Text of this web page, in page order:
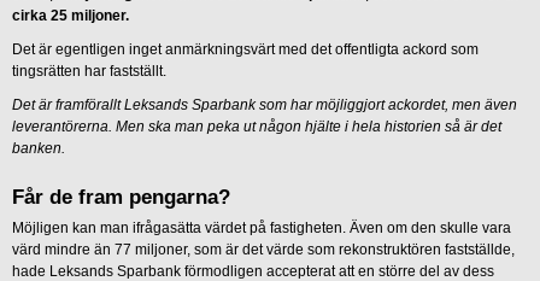
cirka 25 miljoner.
Det är egentligen inget anmärkningsvärt med det offentligta ackord som
tingsrätten har fastställt.
Det är framförallt Leksands Sparbank som har möjliggjort ackordet, men även
leverantörerna. Men ska man peka ut någon hjälte i hela historien så är det
banken.
Får de fram pengarna?
Möjligen kan man ifrågasätta värdet på fastigheten. Även om den skulle vara
värd mindre än 77 miljoner, som är det värde som rekonstruktören fastställde,
hade Leksands Sparbank förmodligen accepterat att en större del av dess